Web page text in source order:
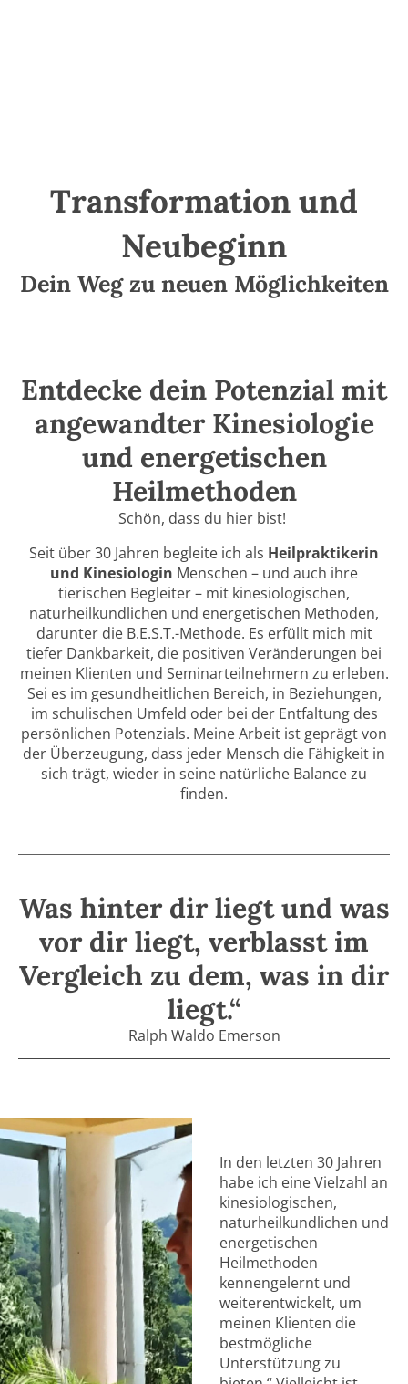
Transformation und
Neubeginn
Dein Weg zu neuen Möglichkeiten
Entdecke dein Potenzial mit
angewandter Kinesiologie
und energetischen
Heilmethoden
Schön, dass du hier bist!
Seit über 30 Jahren begleite ich als Heilpraktikerin
und Kinesiologin Menschen – und auch ihre
tierischen Begleiter – mit kinesiologischen,
naturheilkundlichen und energetischen Methoden,
darunter die B.E.S.T.-Methode. Es erfüllt mich mit
tiefer Dankbarkeit, die positiven Veränderungen bei
meinen Klienten und Seminarteilnehmern zu erleben.
Sei es im gesundheitlichen Bereich, in Beziehungen,
im schulischen Umfeld oder bei der Entfaltung des
persönlichen Potenzials. Meine Arbeit ist geprägt von
der Überzeugung, dass jeder Mensch die Fähigkeit in
sich trägt, wieder in seine natürliche Balance zu
finden.
Was hinter dir liegt und was
vor dir liegt, verblasst im
Vergleich zu dem, was in dir
liegt.“
Ralph Waldo Emerson
In den letzten 30 Jahren
habe ich eine Vielzahl an
kinesiologischen,
naturheilkundlichen und
energetischen
Heilmethoden
kennengelernt und
weiterentwickelt, um
meinen Klienten die
bestmögliche
Unterstützung zu